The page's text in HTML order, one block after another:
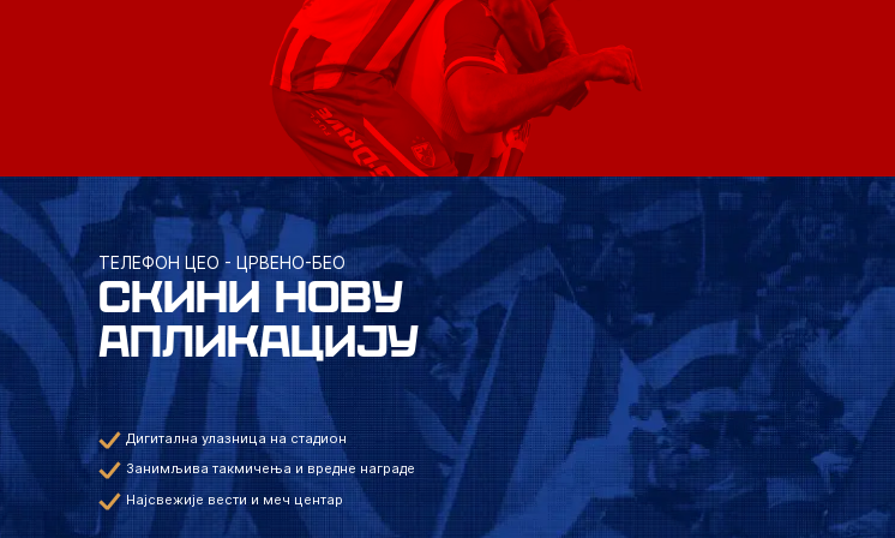
ТЕЛЕФОН ЦЕО - ЦРВЕНО-БЕО
СКИНИ НОВУ
АПЛИКАЦИЈУ
Дигитална улазница на стадион
Занимљива такмичења и вредне награде
Најсвежије вести и меч центар